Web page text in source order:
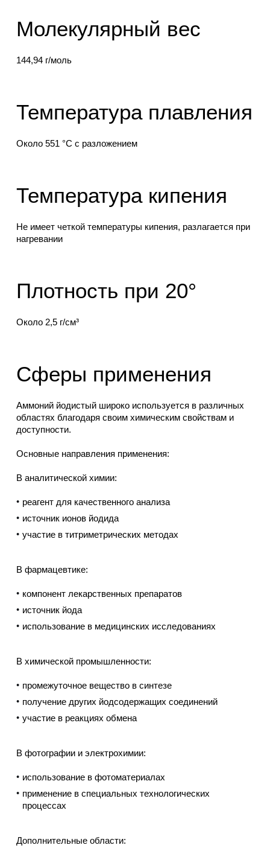
Молекулярный вес
144,94 г/моль
Температура плавления
Около 551 °C с разложением
Температура кипения
Не имеет четкой температуры кипения, разлагается при
нагревании
Плотность при 20°
Около 2,5 г/см³
Сферы применения
Аммоний йодистый широко используется в различных
областях благодаря своим химическим свойствам и
доступности.
Основные направления применения:
В аналитической химии:
реагент для качественного анализа
источник ионов йодида
участие в титриметрических методах
В фармацевтике:
компонент лекарственных препаратов
источник йода
использование в медицинских исследованиях
В химической промышленности:
промежуточное вещество в синтезе
получение других йодсодержащих соединений
участие в реакциях обмена
В фотографии и электрохимии:
использование в фотоматериалах
применение в специальных технологических
процессах
Дополнительные области: